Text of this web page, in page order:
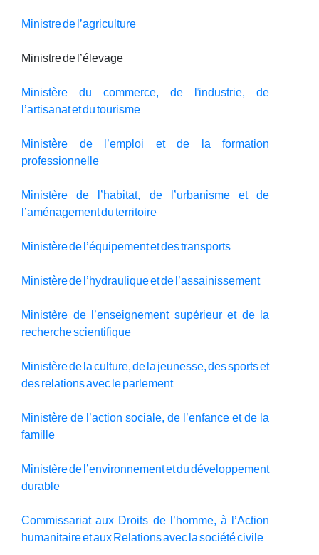
Ministre de l’agriculture
Ministre de l’élevage
Ministère du commerce, de l'industrie, de
l’artisanat et du tourisme
Ministère de l’emploi et de la formation
professionnelle
Ministère de l’habitat, de l’urbanisme et de
l’aménagement du territoire
Ministère de l’équipement et des transports
Ministère de l’hydraulique et de l’assainissement
Ministère de l’enseignement supérieur et de la
recherche scientifique
Ministère de la culture, de la jeunesse, des sports et
des relations avec le parlement
Ministère de l’action sociale, de l’enfance et de la
famille
Ministère de l’environnement et du développement
durable
Commissariat aux Droits de l’homme, à l’Action
humanitaire et aux Relations avec la société civile